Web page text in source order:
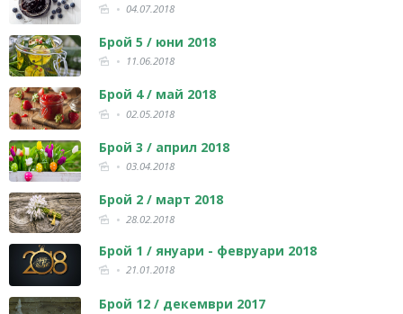
04.07.2018
Брой 5 / юни 2018
11.06.2018
Брой 4 / май 2018
02.05.2018
Брой 3 / април 2018
03.04.2018
Брой 2 / март 2018
28.02.2018
Брой 1 / януари - февруари 2018
21.01.2018
Брой 12 / декември 2017